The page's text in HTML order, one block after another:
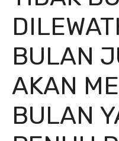
BULAN
AKAN
BULAN